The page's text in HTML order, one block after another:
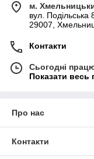
м.
вул. Подільська
29007,
Контакти
Сьогодні
Показати весь
Про нас
Контакти